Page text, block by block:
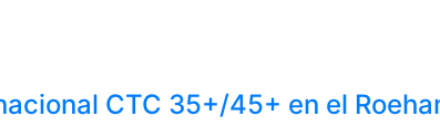
CTC 35+/45+ en el